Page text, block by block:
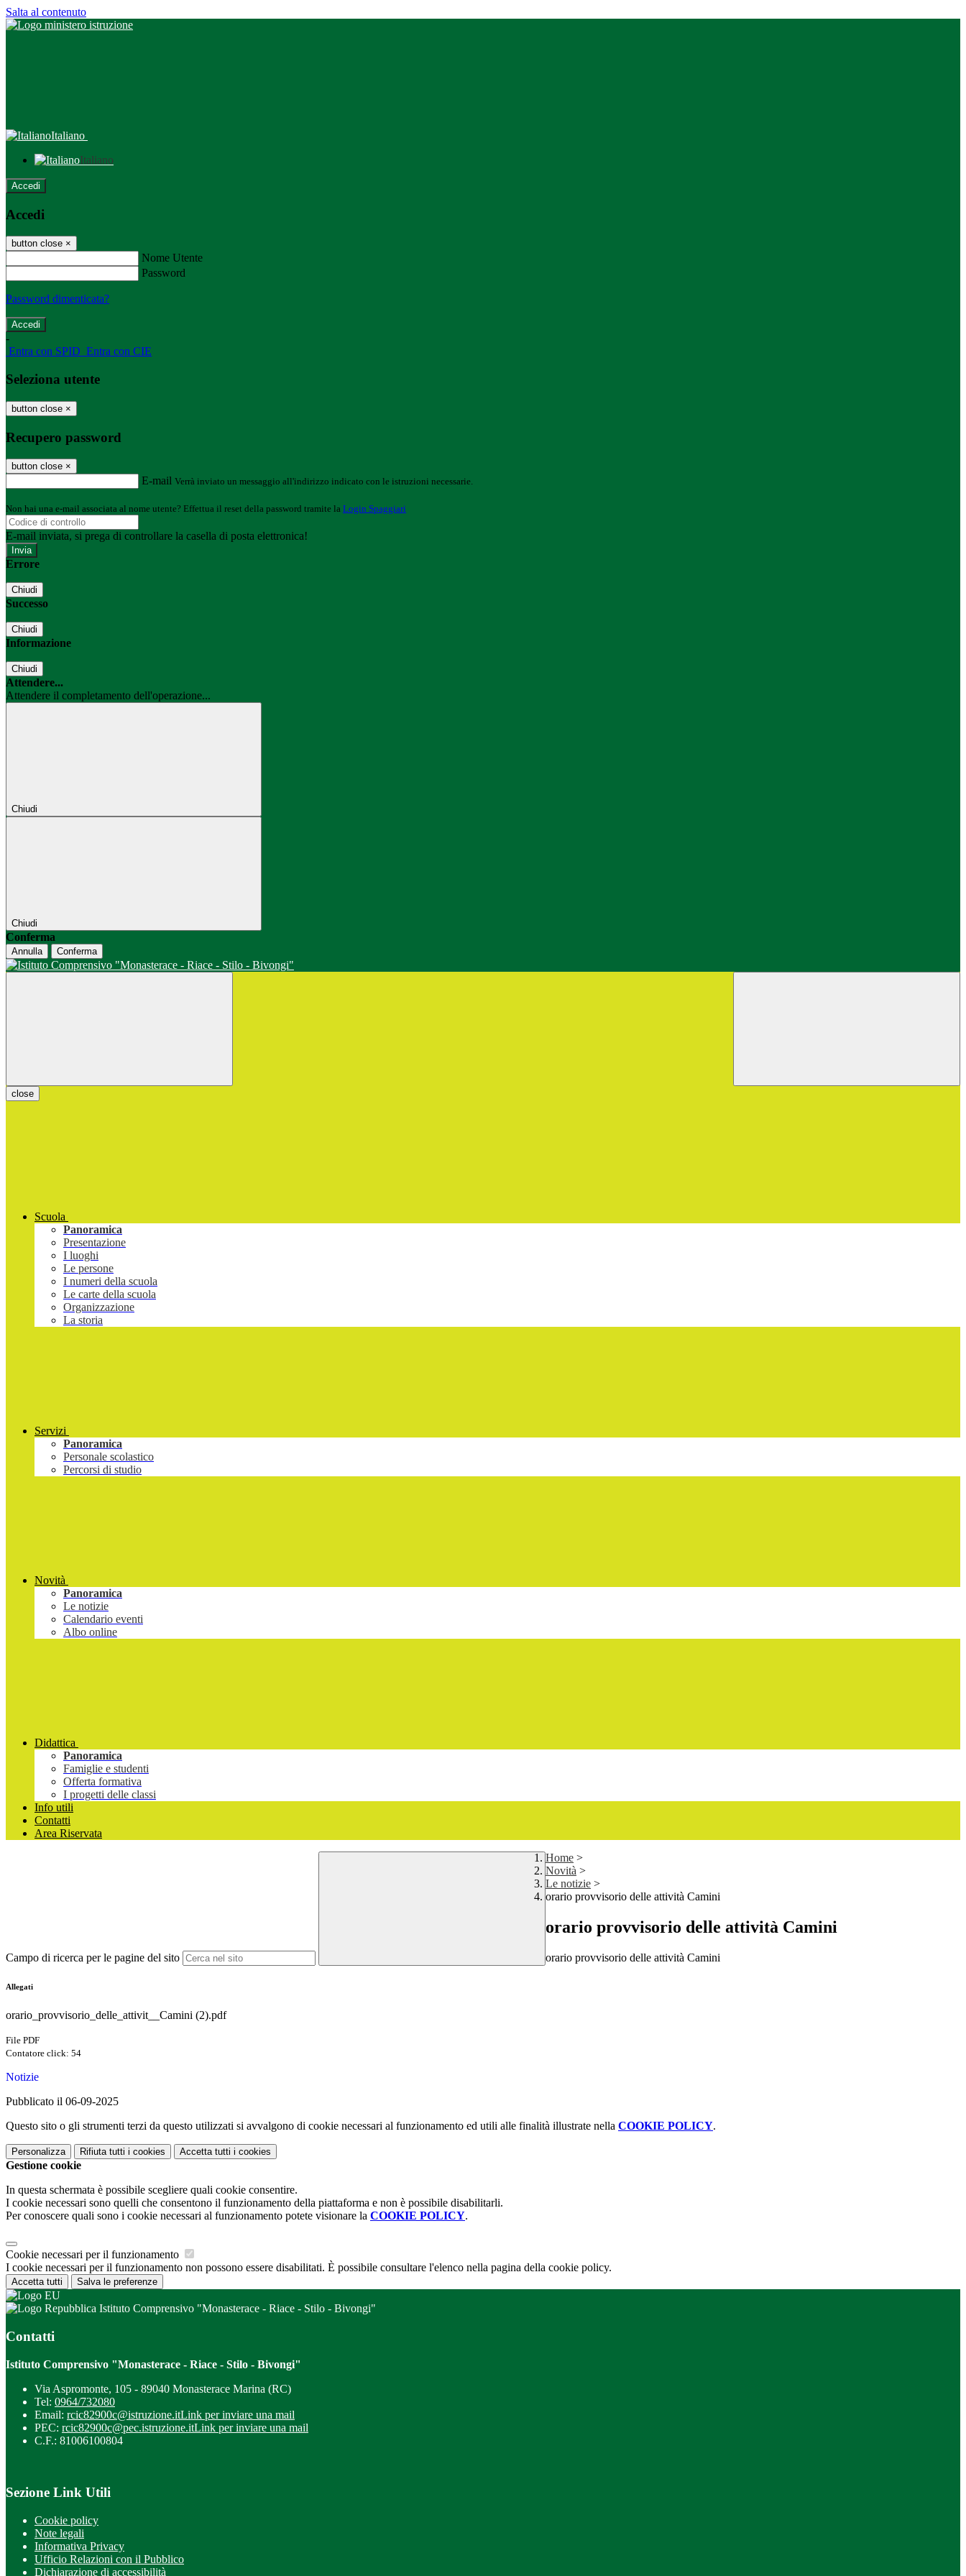
Salta al contenuto
Italiano
Italiano
Accedi
Accedi
button close ×
Nome Utente
Password
Password dimenticata?
-
Entra con SPID Entra con CIE
Seleziona utente
button close ×
Recupero password
button close ×
E-mail Verrà inviato un messaggio all'indirizzo indicato con le istruzioni necessarie.
Non hai una e-mail associata al nome utente? Effettua il reset della password tramite la Login Spaggiari
E-mail inviata, si prega di controllare la casella di posta elettronica!
Errore
Chiudi
Successo
Chiudi
Informazione
Chiudi
Attendere...
Attendere il completamento dell'operazione...
Chiudi
Chiudi
Conferma
Annulla Conferma
close
Scuola
Panoramica
Presentazione
I luoghi
Le persone
I numeri della scuola
Le carte della scuola
Organizzazione
La storia
Servizi
Panoramica
Personale scolastico
Percorsi di studio
Novità
Panoramica
Le notizie
Calendario eventi
Albo online
Didattica
Panoramica
Famiglie e studenti
Offerta formativa
I progetti delle classi
Info utili
Contatti
Area Riservata
Campo di ricerca per le pagine del sito
Home >
Novità >
Le notizie >
orario provvisorio delle attività Camini
orario provvisorio delle attività Camini
orario provvisorio delle attività Camini
Allegati
orario_provvisorio_delle_attivit__Camini (2).pdf
File PDF
Contatore click: 54
Notizie
Pubblicato il 06-09-2025
Questo sito o gli strumenti terzi da questo utilizzati si avvalgono di cookie necessari al funzionamento ed utili alle finalità illustrate nella COOKIE POLICY.
Personalizza Rifiuta tutti i cookies Accetta tutti i cookies
Gestione cookie
In questa schermata è possibile scegliere quali cookie consentire.
I cookie necessari sono quelli che consentono il funzionamento della piattaforma e non è possibile disabilitarli.
Per conoscere quali sono i cookie necessari al funzionamento potete visionare la COOKIE POLICY.
Cookie necessari per il funzionamento
I cookie necessari per il funzionamento non possono essere disabilitati. È possibile consultare l'elenco nella pagina della cookie policy.
Accetta tutti Salva le preferenze
Istituto Comprensivo "Monasterace - Riace - Stilo - Bivongi"
Contatti
Istituto Comprensivo "Monasterace - Riace - Stilo - Bivongi"
Via Aspromonte, 105 - 89040 Monasterace Marina (RC)
Tel: 0964/732080
Email: rcic82900c@istruzione.itLink per inviare una mail
PEC: rcic82900c@pec.istruzione.itLink per inviare una mail
C.F.: 81006100804
Sezione Link Utili
Cookie policy
Note legali
Informativa Privacy
Ufficio Relazioni con il Pubblico
Dichiarazione di accessibilità